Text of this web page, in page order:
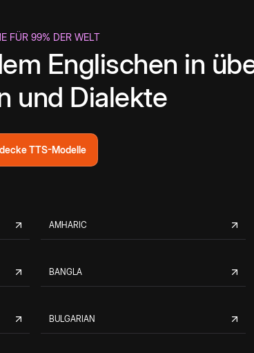
FÜR 99% DER WELT
Englischen in
und Dialekte
TTS-Modelle
AMHARIC
BANGLA
BULGARIAN